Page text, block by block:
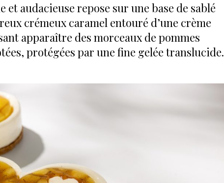
audacieuse repose sur une base de sablé
crémeux caramel entouré d’une crème
apparaître des morceaux de pommes
protégées par une fine gelée translucide.